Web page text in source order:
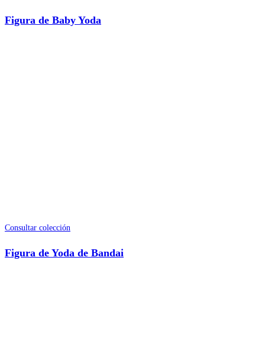
Figura de Baby Yoda
Consultar colección
Figura de Yoda de Bandai